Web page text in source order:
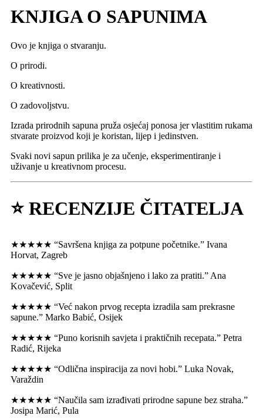
KNJIGA O SAPUNIMA
Ovo je knjiga o stvaranju.
O prirodi.
O kreativnosti.
O zadovoljstvu.
Izrada prirodnih sapuna pruža osjećaj ponosa jer vlastitim rukama
stvarate proizvod koji je koristan, lijep i jedinstven.
Svaki novi sapun prilika je za učenje, eksperimentiranje i
uživanje u kreativnom procesu.
⭐ RECENZIJE ČITATELJA
★★★★★ “Savršena knjiga za potpune početnike.” Ivana
Horvat, Zagreb
★★★★★ “Sve je jasno objašnjeno i lako za pratiti.” Ana
Kovačević, Split
★★★★★ “Već nakon prvog recepta izradila sam prekrasne
sapune.” Marko Babić, Osijek
★★★★★ “Puno korisnih savjeta i praktičnih recepata.” Petra
Radić, Rijeka
★★★★★ “Odlična inspiracija za novi hobi.” Luka Novak,
Varaždin
★★★★★ “Naučila sam izrađivati prirodne sapune bez straha.”
Josipa Marić, Pula